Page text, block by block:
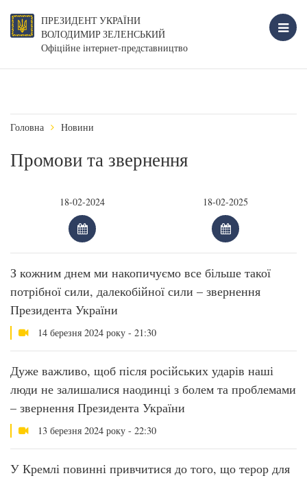
ПРЕЗИДЕНТ УКРАЇНИ
ВОЛОДИМИР ЗЕЛЕНСЬКИЙ
Офіційне інтернет-представництво
Головна Новини
Промови та звернення
З кожним днем ми накопичуємо все більше такої
потрібної сили, далекобійної сили – звернення
Президента України
14 березня 2024 року - 21:30
Дуже важливо, щоб після російських ударів наші
люди не залишалися наодинці з болем та проблемами
– звернення Президента України
13 березня 2024 року - 22:30
У Кремлі повинні привчитися до того, що терор для